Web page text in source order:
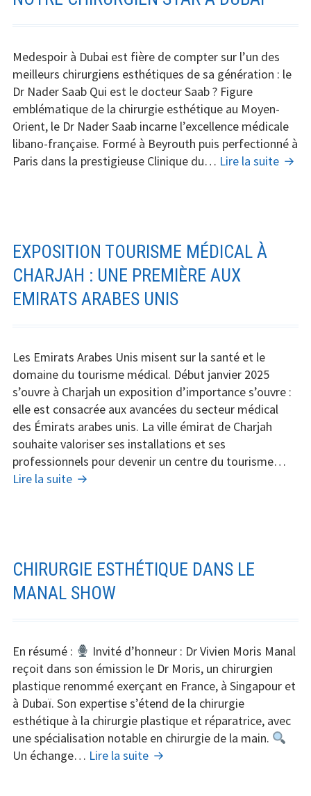
corporel
BBL,
Liposuccion
et
Barbie
Makeover
Medespoir à Dubai est fière de compter sur l’un des
meilleurs chirurgiens esthétiques de sa génération : le
Dr Nader Saab Qui est le docteur Saab ? Figure
emblématique de la chirurgie esthétique au Moyen-
Orient, le Dr Nader Saab incarne l’excellence médicale
libano-française. Formé à Beyrouth puis perfectionné à
Paris dans la prestigieuse Clinique du… Lire la suite Notre
EXPOSITION TOURISME MÉDICAL À
CHARJAH : UNE PREMIÈRE AUX
EMIRATS ARABES UNIS
Les Emirats Arabes Unis misent sur la santé et le
domaine du tourisme médical. Début janvier 2025
s’ouvre à Charjah un exposition d’importance s’ouvre :
elle est consacrée aux avancées du secteur médical
des Émirats arabes unis. La ville émirat de Charjah
souhaite valoriser ses installations et ses
professionnels pour devenir un centre du tourisme…
Lire la suite Exposition
:
Une
première
aux
Arabes
Unis
CHIRURGIE ESTHÉTIQUE DANS LE
MANAL SHOW
En résumé :
Invité d’honneur : Dr Vivien Moris Manal
reçoit dans son émission le Dr Moris, un chirurgien
plastique renommé exerçant en France, à Singapour et
à Dubaï. Son expertise s’étend de la chirurgie
esthétique à la chirurgie plastique et réparatrice, avec
une spécialisation notable en chirurgie de la main.
Un échange… Lire la suite Chirurgie